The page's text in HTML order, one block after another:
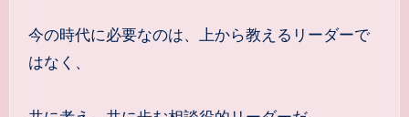
今の時代に必要なのは、上から教えるリーダーで
はなく、